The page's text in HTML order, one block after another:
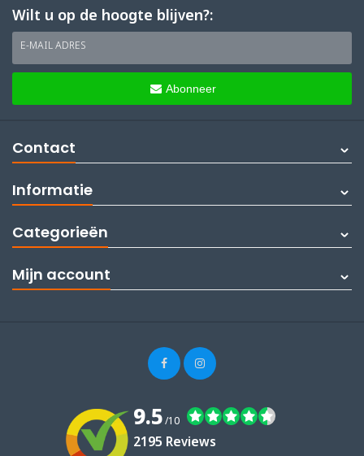
Wilt u op de hoogte blijven?:
E-MAIL ADRES
Abonneer
Contact
Informatie
Categorieën
Mijn account
9.5/10
2195 Reviews